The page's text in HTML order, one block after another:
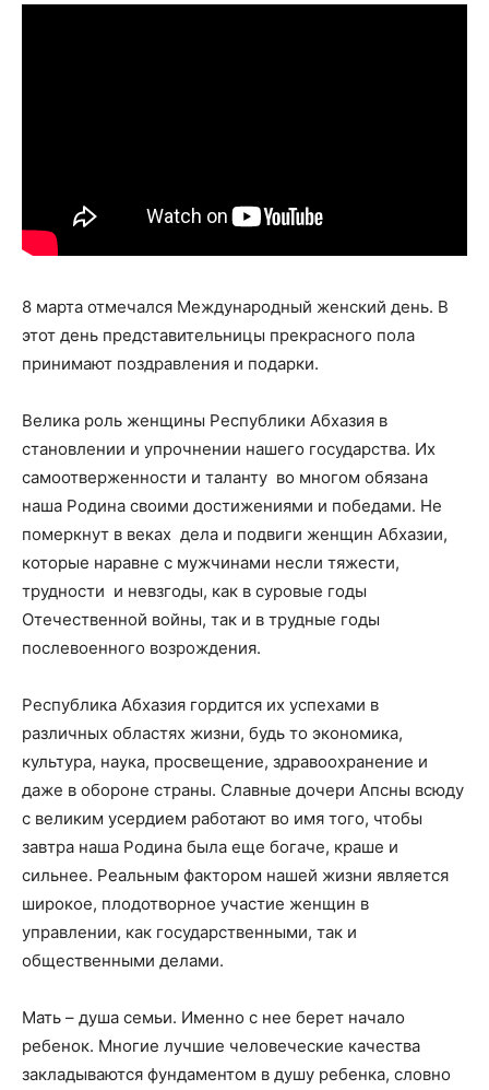
8 марта отмечался Международный женский день. В
этот день представительницы прекрасного пола
принимают поздравления и подарки.
Велика роль женщины Республики Абхазия в
становлении и упрочнении нашего государства. Их
самоотверженности и таланту во многом обязана
наша Родина своими достижениями и победами. Не
померкнут в веках дела и подвиги женщин Абхазии,
которые наравне с мужчинами несли тяжести,
трудности и невзгоды, как в суровые годы
Отечественной войны, так и в трудные годы
послевоенного возрождения.
Республика Абхазия гордится их успехами в
различных областях жизни, будь то экономика,
культура, наука, просвещение, здравоохранение и
даже в обороне страны. Славные дочери Апсны всюду
с великим усердием работают во имя того, чтобы
завтра наша Родина была еще богаче, краше и
сильнее. Реальным фактором нашей жизни является
широкое, плодотворное участие женщин в
управлении, как государственными, так и
общественными делами.
Мать – душа семьи. Именно с нее берет начало
ребенок. Многие лучшие человеческие качества
закладываются фундаментом в душу ребенка, словно